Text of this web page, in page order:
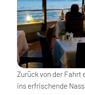
Zurück von der Fahrt
ins erfrischende